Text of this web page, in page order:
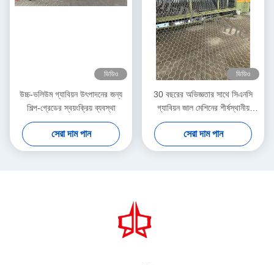
ভিডিও
উচ্চ-ভলিউম গ্যাবিয়ন উৎপাদনের জন্য
শিল্প-গ্রেডের স্বয়ংক্রিয় ব্যবস্থা
সেরা দাম পান
ভিডিও
30 বছরের অভিজ্ঞতার সাথে সিএনসি
গ্যাবিয়ন জাল মেশিনের শীর্ষস্থানীয়
প্রস্তুতকারক
সেরা দাম পান